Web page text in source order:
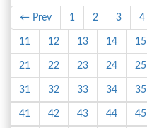
← Prev 1 2 3 4
11 12 13 14 15
21 22 23 24 25
31 32 33 34 35
41 42 43 44 45